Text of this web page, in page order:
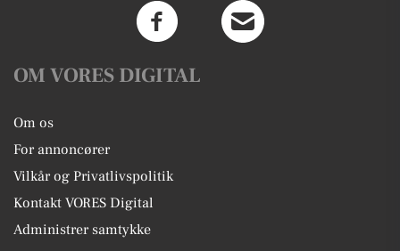
OM VORES DIGITAL
Om os
For annoncører
Vilkår og Privatlivspolitik
Kontakt VORES Digital
Administrer samtykke